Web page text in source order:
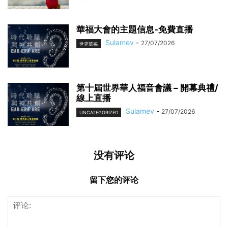
華福大會的主題信息-免費直播
世界華福 Sulamev - 27/07/2026
第十屆世界華人福音會議 – 開幕典禮/
線上直播
UNCATEGORIZED Sulamev - 27/07/2026
没有评论
留下您的评论